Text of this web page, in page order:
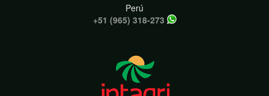
Perú
+51 (965) 318-273